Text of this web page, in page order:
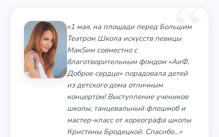
«1 мая, на площади перед Большим
Театром Школа искусств певицы
МакSим совместно с
благотворительным фондом «АиФ.
Доброе сердце» порадовала детей
из детского дома отличным
концертом! Выступление учеников
школы, танцевальный флешмоб и
мастер-класс от хореографа школы
Кристины Бродецкой. Спасибо…»